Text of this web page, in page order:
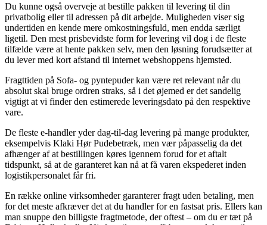
Du kunne også overveje at bestille pakken til levering til din
privatbolig eller til adressen på dit arbejde. Muligheden viser sig
undertiden en kende mere omkostningsfuld, men endda særligt
ligetil. Den mest prisbevidste form for levering vil dog i de fleste
tilfælde være at hente pakken selv, men den løsning forudsætter at
du lever med kort afstand til internet webshoppens hjemsted.
Fragttiden på Sofa- og pyntepuder kan være ret relevant når du
absolut skal bruge ordren straks, så i det øjemed er det sandelig
vigtigt at vi finder den estimerede leveringsdato på den respektive
vare.
De fleste e-handler yder dag-til-dag levering på mange produkter,
eksempelvis Klaki Hør Pudebetræk, men vær påpasselig da det
afhænger af at bestillingen køres igennem forud for et aftalt
tidspunkt, så at de garanteret kan nå at få varen ekspederet inden
logistikpersonalet får fri.
En række online virksomheder garanterer fragt uden betaling, men
for det meste afkræver det at du handler for en fastsat pris. Ellers kan
man snuppe den billigste fragtmetode, der oftest – om du er tæt på